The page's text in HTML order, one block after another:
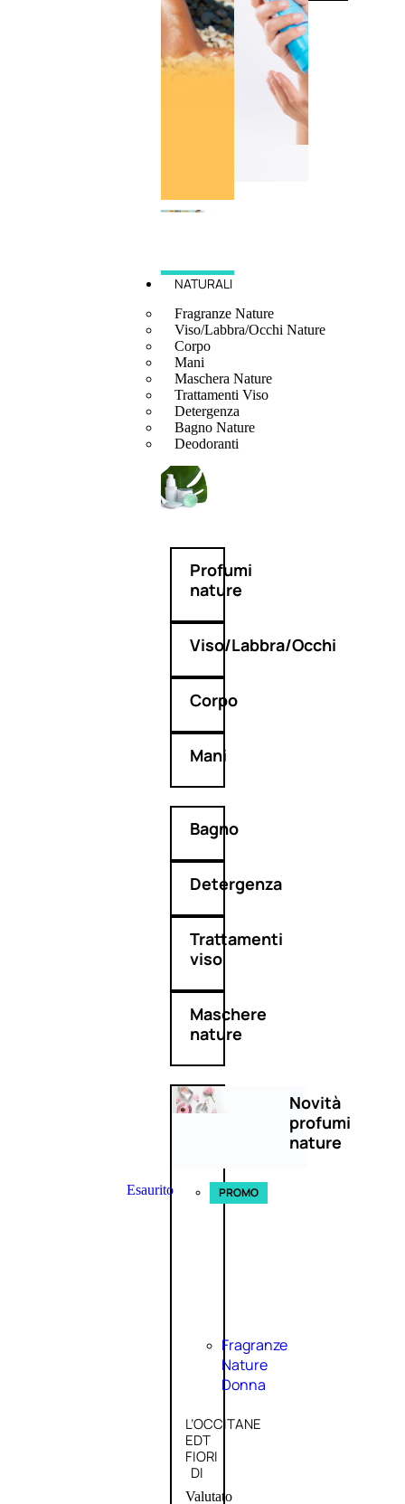
NATURALI
Fragranze Nature
Viso/Labbra/Occhi Nature
Corpo
Mani
Maschera Nature
Trattamenti Viso
Detergenza
Bagno Nature
Deodoranti
Profumi
nature
Viso/Labbra/Occhi
Corpo
Mani
Bagno
Detergenza
Trattamenti
viso
Maschere
nature
Novità
profumi
nature
Esaurito PROMO
Fragranze
Nature
Donna
L’OCCITANE
EDT
FIORI
DI
Valutato